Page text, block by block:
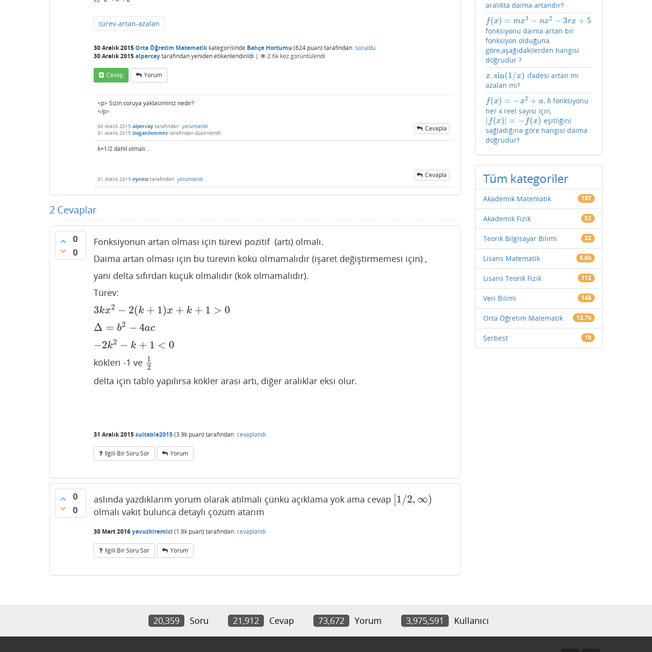
türev-artan-azalan
30 Aralık 2015Orta Öğretim Matematikkategorisinde Bahçe Hortumu (624 puan) tarafından soruldu
30 Aralık 2015alpercaytarafındanyeniden etikenlendirildi | 2.6k kez görüntülendi
Cevap Yorum
<p> Sizin soruya yaklasiminiz nedir?
</p>
30 Aralık 2015 alpercay tarafından yorumlandı
31 Aralık 2015 DoganDonmez tarafından düzenlendi
Cevapla
k=1/2 dahil olmalı...
31 Aralık 2015 eynesi tarafından yorumlandı Cevapla
2 Cevaplar
0
0
Fonksiyonun artan olması için türevi pozitif (artı) olmalı.
Daima artan olması için bu türevin kökü olmamalıdır (işaret değiştirmemesi için) ,
yani delta sıfırdan küçük olmalıdır (kök olmamalıdır).
Türev:
3kx2 − 2(k + 1)x + k + 1 > 0
3kx2− 2(k +1)x +k +1>0
Δ = b2 − 4ac
Δ= b2 −4a c
−2k2 − k + 1 < 0
−2k2− k+1< 0
kökleri -1 ve 1
2
12
delta için tablo yapılırsa kökler arası artı, diğer aralıklar eksi olur.
31 Aralık 2015suitable2015(3.9k puan) tarafından cevaplandı
Ilgili Bir Soru Sor Yorum
0
0
aslında yazdıklarım yorum olarak atılmalı çünkü açıklama yok ama cevap 1/2, ∞)
1/2,∞ )
olmalı vakit bulunca detaylı çözüm atarım
30 Mart 2016yavuzkiremici (1.8k puan) tarafından cevaplandı
Ilgili Bir Soru Sor Yorum
aralıkta daima artandır?
f(x) = mx3 − nx2 − 3rx + 5
f(x)=mx3 −nx2−3r x+5
fonksiyonu daima artan bir
fonksiyon olduğuna
göre,aşağıdakilerden hangisi
doğrudur ?
x.sin(1/x)
x.sin(1/x)
ifadesi artan mı
azalan mı?
f(x) = −x2 + a. b
f(x)=− x2+a.b
fonksiyonu
her x reel sayısı için,
| f(x)| = − f(x)
f(x)|= −f(x )
eşitliğini
sağladığına göre hangisi daima
doğrudur?
Tüm kategoriler
Akademik Matematik 737
Akademik Fizik 52
Teorik Bilgisayar Bilimi 32
Lisans Matematik 5.6k
Lisans Teorik Fizik 112
Veri Bilimi 145
Orta Öğretim Matematik 12.7k
Serbest 1k
20,359 Soru 21,912 Cevap 73,672 Yorum 3,975,591 Kullanıcı